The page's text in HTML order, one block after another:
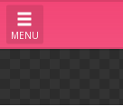
MENU